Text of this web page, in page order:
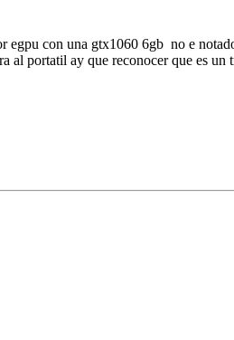
egpu con una gtx1060 6gb no e
portatil ay que reconocer que es